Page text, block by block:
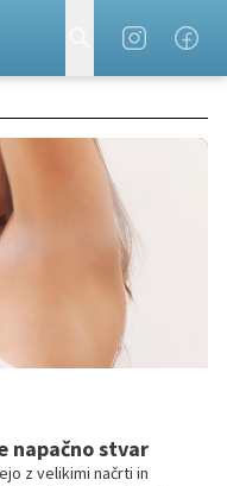
napačno stvar
z velikimi načrti in